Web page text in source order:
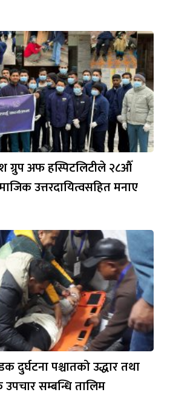
ग्रुप अफ हस्पिटलिटीले २८औँ
उत्तरदायित्वसहित मनाए
दुर्घटना पश्चातको उद्धार तथा
उपचार सम्बन्धि तालिम